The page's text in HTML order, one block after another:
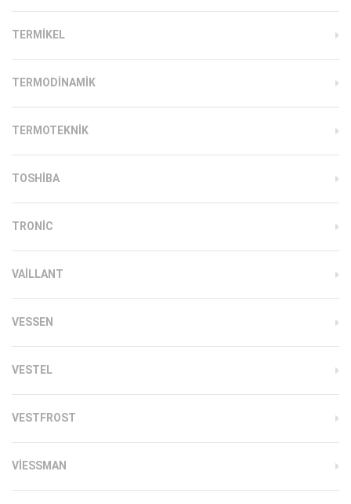
TERMIKEL
TERMODINAMIK
TERMOTEKNIK
TOSHIBA
TRONIC
VAILLANT
VESSEN
VESTEL
VESTFROST
VIESSMAN